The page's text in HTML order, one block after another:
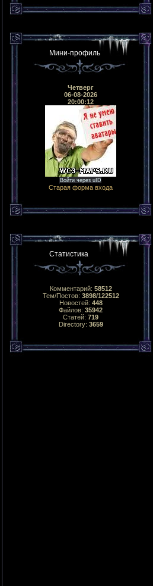
Мини-профиль
Четверг
06-08-2026
20:00:12
Войти через uID
Старая форма входа
Статистика
Комментарий: 58512
Тем/Постов: 3898/122512
Новостей: 448
Файлов: 35942
Статей: 719
Directory: 3659